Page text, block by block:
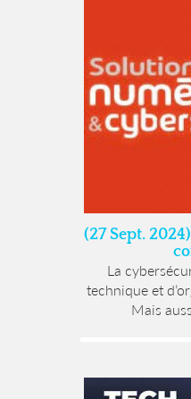
(27 Sept.
La
technique et
Mais